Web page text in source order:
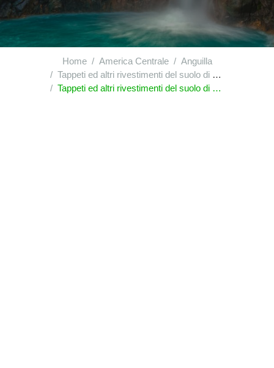
Home America Centrale
Anguilla
Tappeti ed altri rivestimenti del suolo di materie tessili
Tappeti ed altri rivestimenti del suolo di materie tessili, tessuti, non "tufted" né "floccati", anche confezionati, compresi i tappeti detti "kelim" o "kilim", "schumacks" o "soumak", "karamanie" e tappeti simili tessuti a mano